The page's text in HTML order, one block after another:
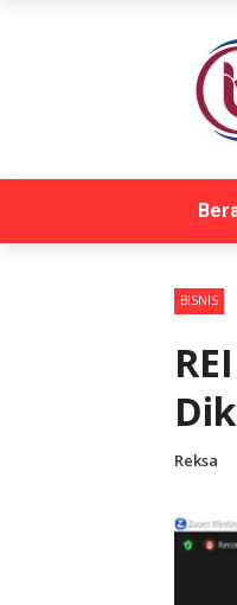
BISNIS
Reksa